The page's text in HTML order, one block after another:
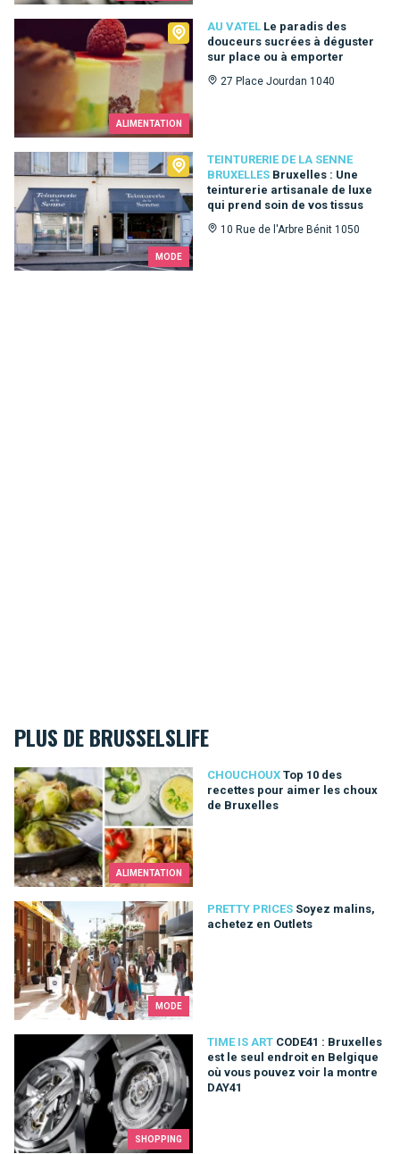
ALIMENTATION
AU VATEL Le paradis des
douceurs sucrées à déguster
sur place ou à emporter
27 Place Jourdan 1040
MODE
TEINTURERIE DE LA SENNE
BRUXELLES Bruxelles : Une
teinturerie artisanale de luxe
qui prend soin de vos tissus
10 Rue de l'Arbre Bénit 1050
Teinturerie de la Senne Bruxelles
PLUS DE BRUSSELSLIFE
ALIMENTATION
CHOUCHOUX Top 10 des
recettes pour aimer les choux
de Bruxelles
Top 10 des recettes pour aimer les choux de Bruxelles
MODE
PRETTY PRICES Soyez malins,
achetez en Outlets
Soyez malins, achetez en Outlets
SHOPPING
TIME IS ART CODE41 : Bruxelles
est le seul endroit en Belgique
où vous pouvez voir la montre
DAY41
CODE41 : Bruxelles est le seul endroit en Belgique où vous